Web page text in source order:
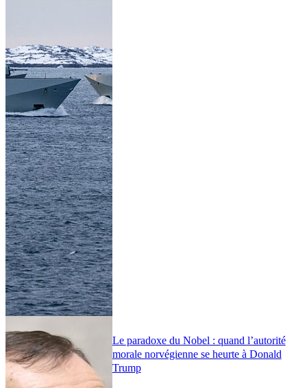
Le paradoxe du Nobel : quand l’autorité
morale norvégienne se heurte à Donald
Trump